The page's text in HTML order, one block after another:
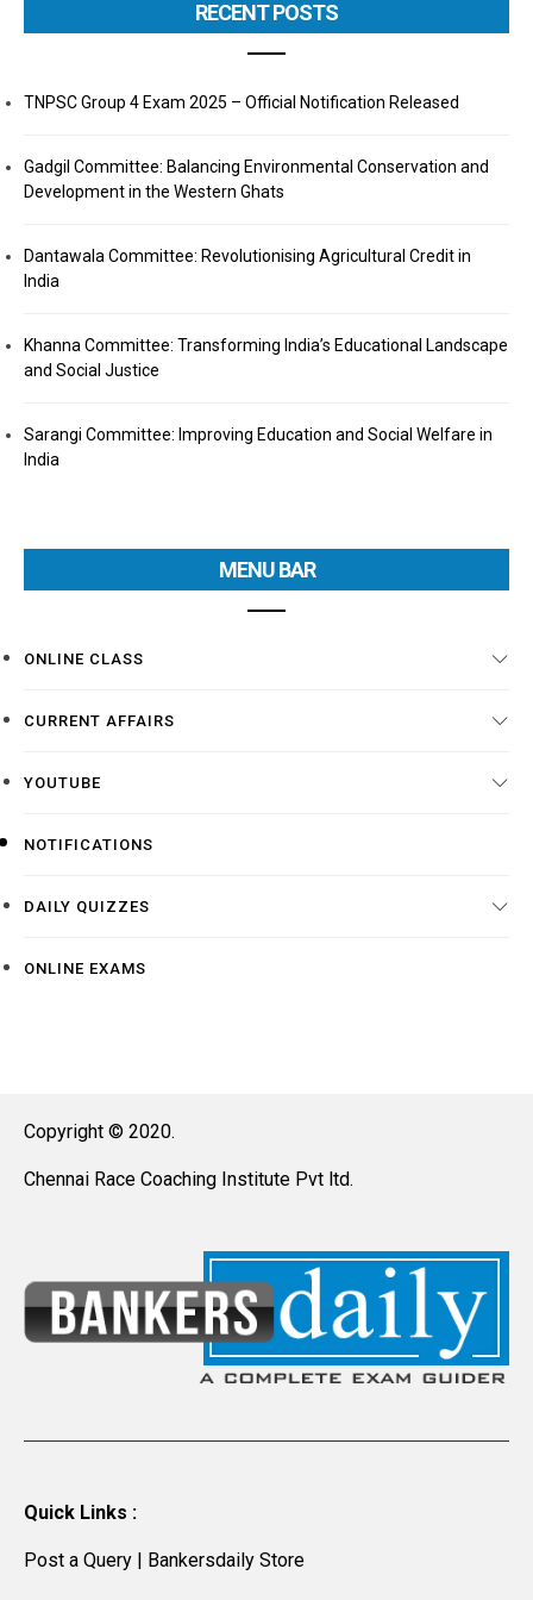
RECENT POSTS
TNPSC Group 4 Exam 2025 – Official Notification Released
Gadgil Committee: Balancing Environmental Conservation and
Development in the Western Ghats
Dantawala Committee: Revolutionising Agricultural Credit in
India
Khanna Committee: Transforming India’s Educational Landscape
and Social Justice
Sarangi Committee: Improving Education and Social Welfare in
India
MENU BAR
ONLINE CLASS
CURRENT AFFAIRS
YOUTUBE
NOTIFICATIONS
DAILY QUIZZES
ONLINE EXAMS
Copyright © 2020.
Chennai Race Coaching Institute Pvt ltd.
Quick Links :
Post a Query Bankersdaily Store